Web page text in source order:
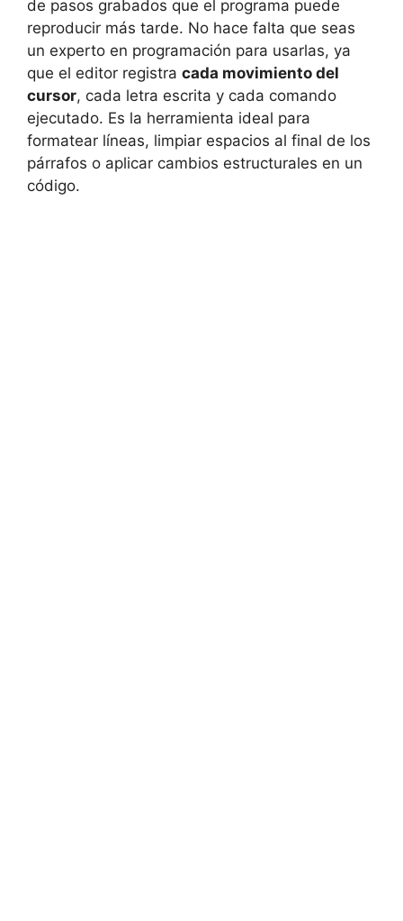
de pasos grabados que el programa puede
reproducir más tarde. No hace falta que seas
un experto en programación para usarlas, ya
que el editor registra cada movimiento del
cursor, cada letra escrita y cada comando
ejecutado. Es la herramienta ideal para
formatear líneas, limpiar espacios al final de los
párrafos o aplicar cambios estructurales en un
código.